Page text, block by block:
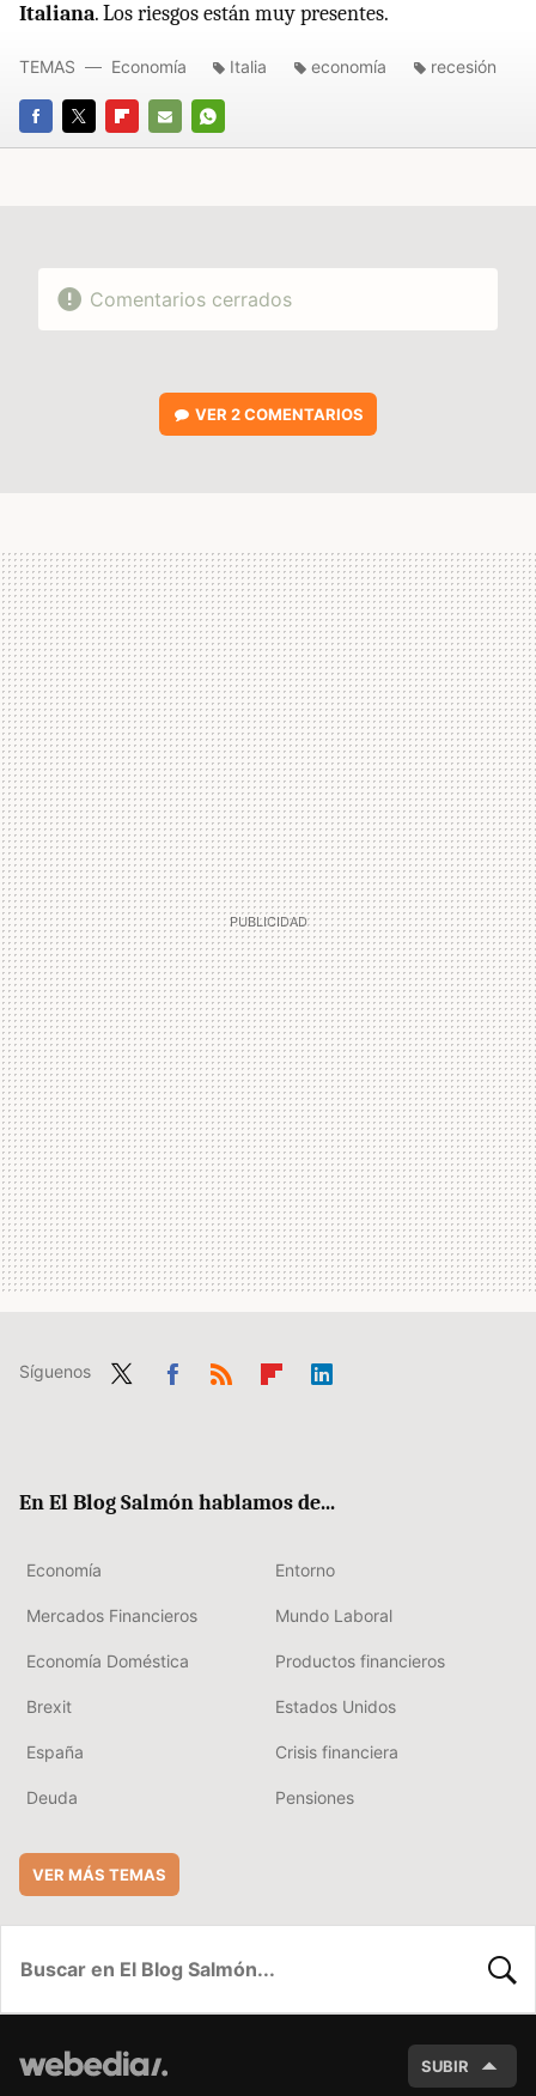
Italiana. Los riesgos están muy presentes.
FACEBOOK
TWITTERFLIPBOARD
E-
WHATSAPP
TEMAS Economía Italia economía recesión
Comentarios cerrados
VER2 COMENTARIOS
Síguenos
En El Blog Salmón hablamos de...
Economía Entorno
Mercados Financieros Mundo Laboral
Economía Doméstica Productos financieros
Brexit Estados Unidos
España Crisis financiera
Deuda Pensiones
VER MÁS TEMAS
SUBIR